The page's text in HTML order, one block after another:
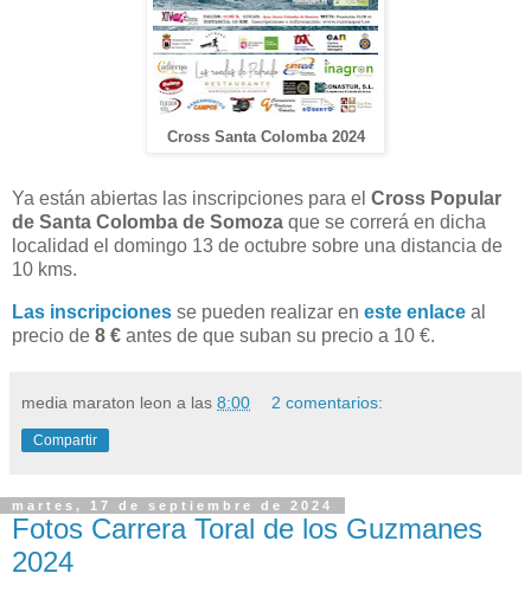
Cross Santa Colomba 2024
Ya están abiertas las inscripciones para el Cross Popular
de Santa Colomba de Somoza que se correrá en dicha
localidad el domingo 13 de octubre sobre una distancia de
10 kms.
Las inscripciones se pueden realizar en este enlace al
precio de 8 € antes de que suban su precio a 10 €.
media maraton leon a las 8:00 2 comentarios:
Compartir
martes, 17 de septiembre de 2024
Fotos Carrera Toral de los Guzmanes
2024